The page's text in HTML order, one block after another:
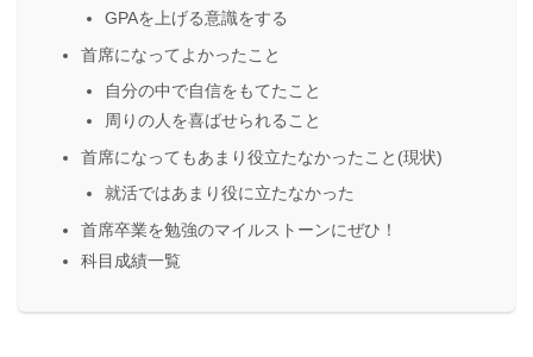
GPAを上げる意識をする
首席になってよかったこと
自分の中で自信をもてたこと
周りの人を喜ばせられること
首席になってもあまり役立たなかったこと(現状)
就活ではあまり役に立たなかった
首席卒業を勉強のマイルストーンにぜひ！
科目成績一覧